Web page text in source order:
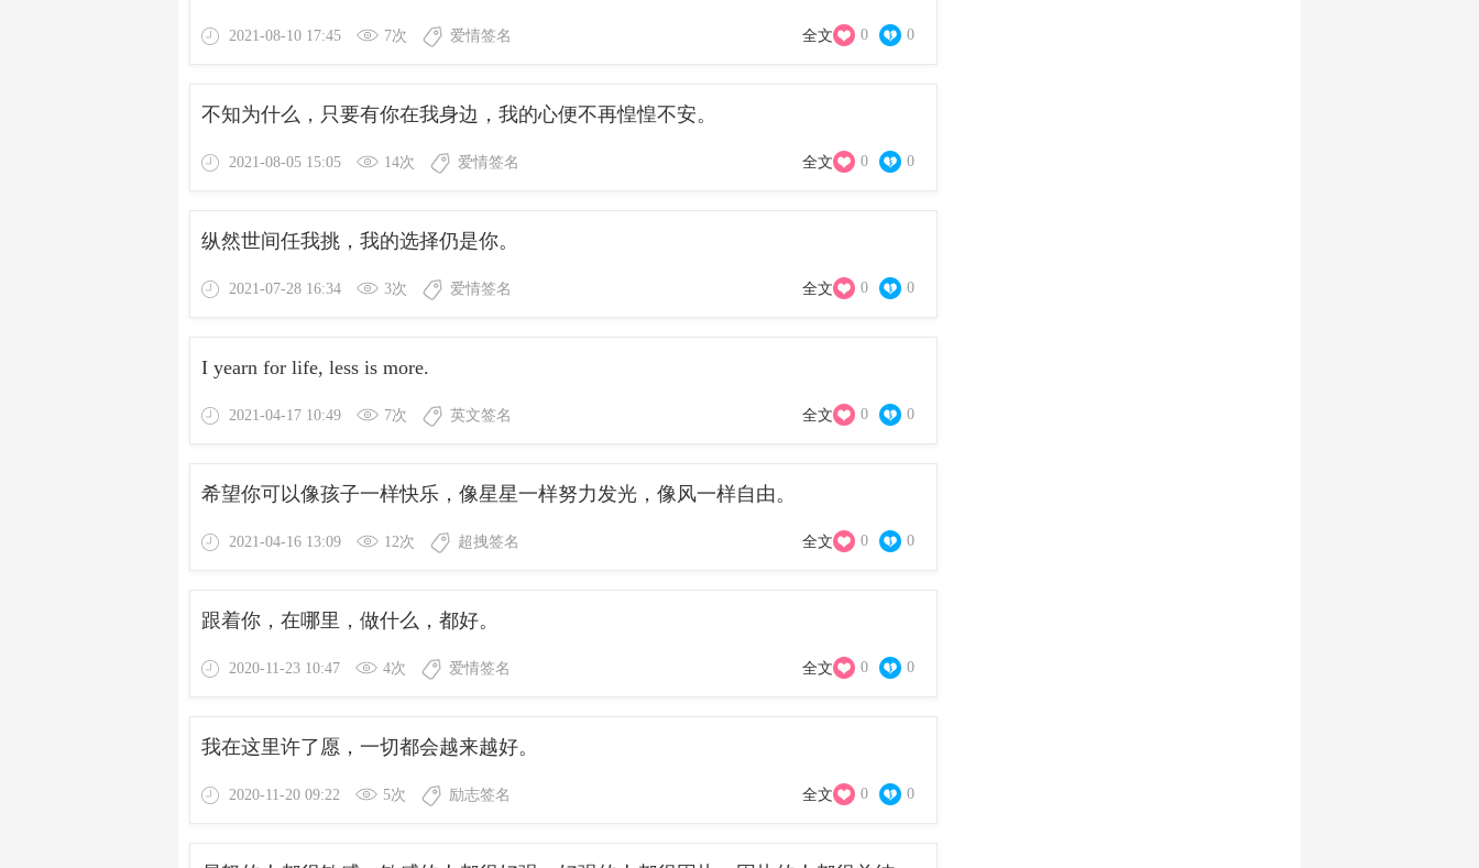
0
0
全文
2021-08-10 17:45 7次 爱情签名
不知为什么，只要有你在我身边，我的心便不再惶惶不安。
0
0
全文
2021-08-05 15:05 14次 爱情签名
纵然世间任我挑，我的选择仍是你。
0
0
全文
2021-07-28 16:34 3次 爱情签名
I yearn for life, less is more.
0
0
全文
2021-04-17 10:49 7次 英文签名
希望你可以像孩子一样快乐，像星星一样努力发光，像风一样自由。
0
0
全文
2021-04-16 13:09 12次 超拽签名
跟着你，在哪里，做什么，都好。
0
0
全文
2020-11-23 10:47 4次 爱情签名
我在这里许了愿，一切都会越来越好。
0
0
全文
2020-11-20 09:22 5次 励志签名